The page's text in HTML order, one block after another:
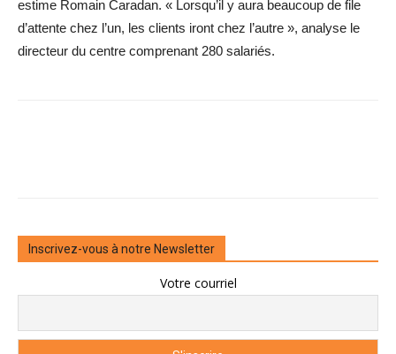
estime Romain Caradan. « Lorsqu’il y aura beaucoup de file
d’attente chez l’un, les clients iront chez l’autre », analyse le
directeur du centre comprenant 280 salariés.
Inscrivez-vous à notre Newsletter
Votre courriel